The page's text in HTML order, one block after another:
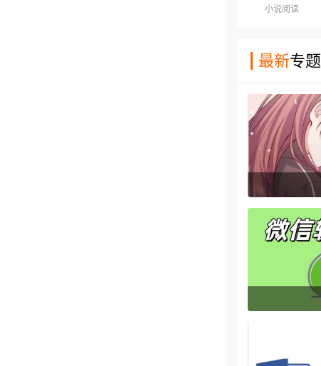
小说阅读
最新专题